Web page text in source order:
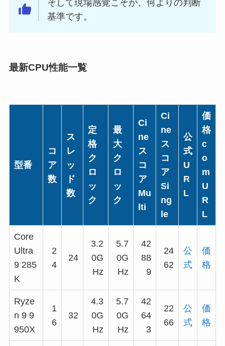
そして現場感覚こそが、何よりの判断
基準です。
最新CPU性能一覧
型番
コ
ア
数
ス
レ
ッ
ド
数
定
格
ク
ロ
ッ
ク
最
大
ク
ロ
ッ
ク
Ci
ne
ス
コ
ア
Mu
lti
Ci
ne
ス
コ
ア
Si
ng
le
公
式
U
R
L
価
格
c
o
m
U
R
L
Core
Ultra
9 285
K
2
4
24
3.2
0G
Hz
5.7
0G
Hz
42
88
9
24
62
公
式
価
格
Ryze
n 9 9
950X
1
6
32
4.3
0G
Hz
5.7
0G
Hz
42
64
3
22
66
公
式
価
格